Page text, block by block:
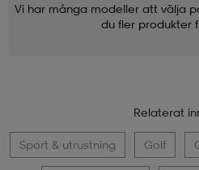
Vi har många modeller att välja
du fler produkter
Relaterat
Sport & utrustning Golf